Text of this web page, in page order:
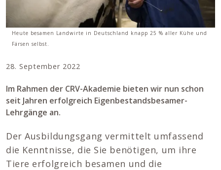
Heute besamen Landwirte in Deutschland knapp 25 % aller Kühe und
Färsen selbst.
28. September 2022
Im Rahmen der CRV-Akademie bieten wir nun schon
seit Jahren erfolgreich Eigenbestandsbesamer-
Lehrgänge an.
Der Ausbildungsgang vermittelt umfassend
die Kenntnisse, die Sie benötigen, um ihre
Tiere erfolgreich besamen und die